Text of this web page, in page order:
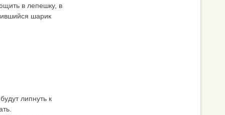
в лепешку, в
шарик
липнуть к